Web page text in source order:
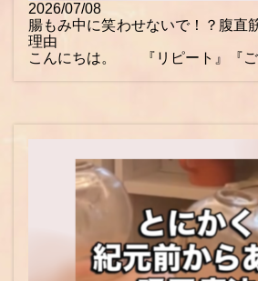
2026/07/08
腸もみ中に笑わせないで！？腹直
理由
こんにちは。 『リピート』『